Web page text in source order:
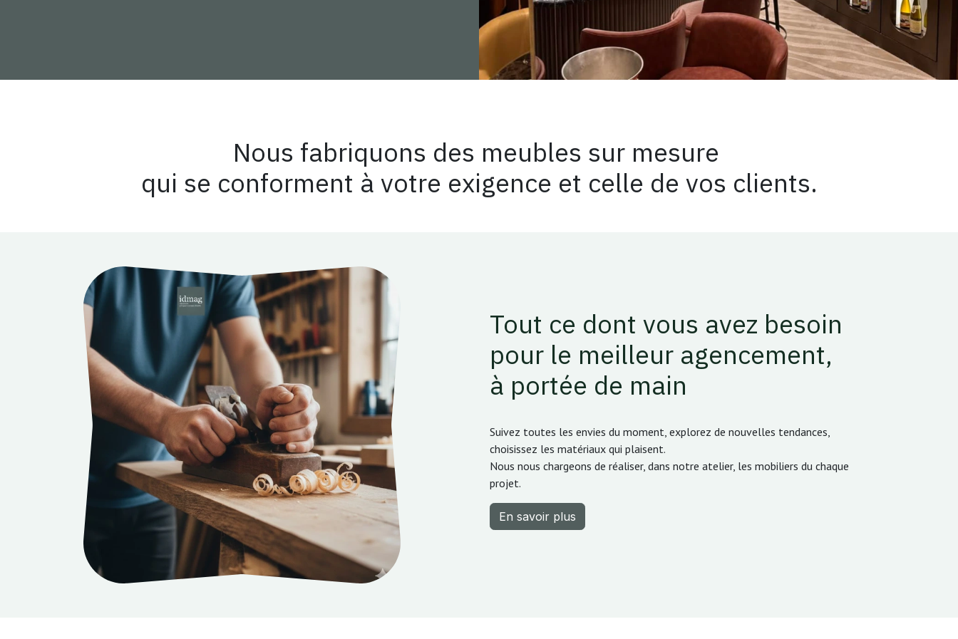
Nous fabriquons des meubles sur mesure
qui se conforment à votre exigence et celle de vos clients.
Tout ce dont vous avez besoin
pour le meilleur agencement,
à portée de main
Suivez toutes les envies du moment, explorez de nouvelles tendances,
choisissez les matériaux qui plaisent.
Nous nous chargeons de réaliser, dans notre atelier, les mobiliers du chaque
projet.
En savoir plus